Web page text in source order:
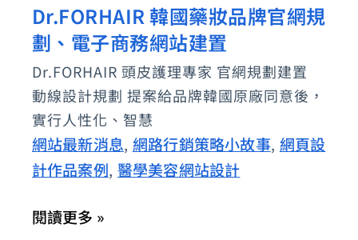
契
機
Dr.FORHAIR 韓國藥妝品牌官網規
劃、電子商務網站建置
Dr.FORHAIR 頭皮護理專家 官網規劃建置
動線設計規劃 提案給品牌韓國原廠同意後，
實行人性化、智慧
網站最新消息, 網路行銷策略小故事, 網頁設
計作品案例, 醫學美容網站設計
Dr.FORHAIR
韓
國
藥
妝
品
牌
網
閱讀更多 »